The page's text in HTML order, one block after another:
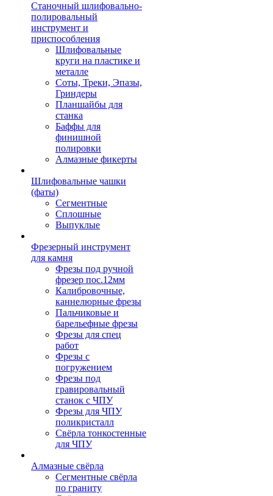
Станочный шлифовально-
полировальный
инструмент и
приспособления
Шлифовальные
круги на пластике и
металле
Соты, Треки, Эпазы,
Гриндеры
Планшайбы для
станка
Баффы для
финишной
полировки
Алмазные фикерты
Шлифовальные чашки
(фаты)
Сегментные
Сплошные
Выпуклые
Фрезерный инструмент
для камня
Фрезы под ручной
фрезер пос.12мм
Калибровочные,
каннелюрные фрезы
Пальчиковые и
барельефные фрезы
Фрезы для спец
работ
Фрезы с
погружением
Фрезы под
гравировальный
станок с ЧПУ
Фрезы для ЧПУ
поликристалл
Свёрла тонкостенные
для ЧПУ
Алмазные свёрла
Сегментные свёрла
по граниту